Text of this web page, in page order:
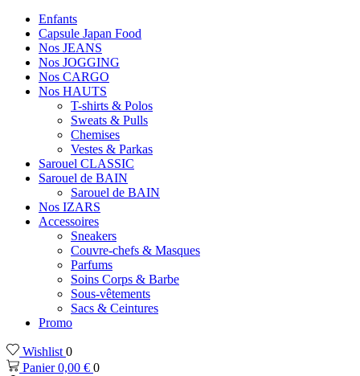
Enfants
Capsule Japan Food
Nos JEANS
Nos JOGGING
Nos CARGO
Nos HAUTS
T-shirts & Polos
Sweats & Pulls
Chemises
Vestes & Parkas
Sarouel CLASSIC
Sarouel de BAIN
Sarouel de BAIN
Nos IZARS
Accessoires
Sneakers
Couvre-chefs & Masques
Parfums
Soins Corps & Barbe
Sous-vêtements
Sacs & Ceintures
Promo
Wishlist 0
Panier0,00 € 0